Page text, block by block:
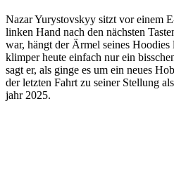
Nazar Yurys­tovs­kyy sitzt vor einem
linken Hand nach den nächs­ten
war, hängt der Ärmel seines
klimper heute einfach nur ein
sagt er, als ginge es um ein neues
der letzten Fahrt zu seiner Stel­lung
jahr 2025.